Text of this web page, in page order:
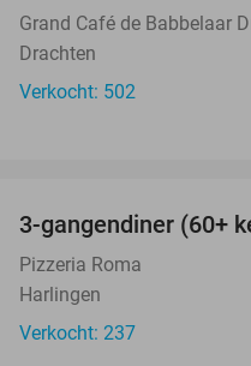
Grand Café de Babbelaar
Drachten
Verkocht: 502
3-gangendiner (60+
Pizzeria Roma
Harlingen
Verkocht: 237